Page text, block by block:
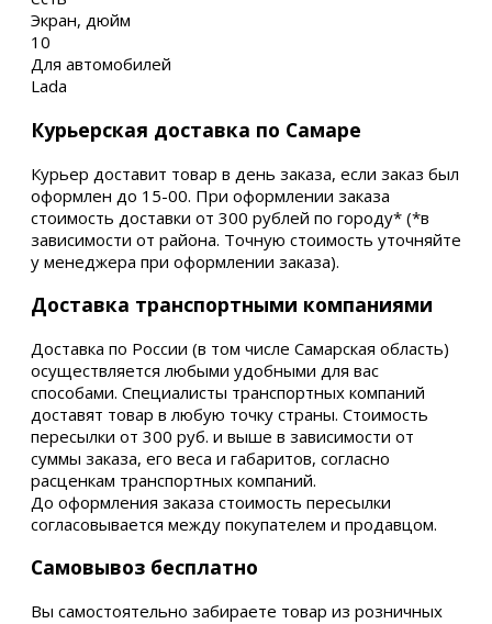
Экран, дюйм
10
Для автомобилей
Lada
Курьерская доставка по Самаре
Курьер доставит товар в день заказа, если заказ был
оформлен до 15-00. При оформлении заказа
стоимость доставки от 300 рублей по городу* (*в
зависимости от района. Точную стоимость уточняйте
у менеджера при оформлении заказа).
Доставка транспортными компаниями
Доставка по России (в том числе Самарская область)
осуществляется любыми удобными для вас
способами. Специалисты транспортных компаний
доставят товар в любую точку страны. Стоимость
пересылки от 300 руб. и выше в зависимости от
суммы заказа, его веса и габаритов, согласно
расценкам транспортных компаний.
До оформления заказа стоимость пересылки
согласовывается между покупателем и продавцом.
Самовывоз бесплатно
Вы самостоятельно забираете товар из розничных